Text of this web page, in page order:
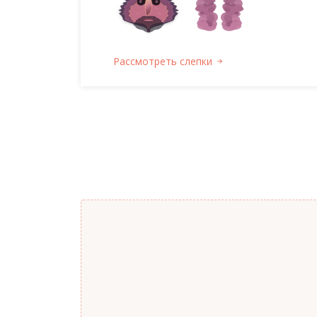
Рассмотреть слепки